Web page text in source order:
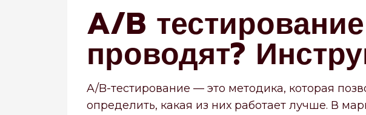
A/B
проводят?
A/B-тестирование — это методика, которая
определить, какая из них работает лучше. В